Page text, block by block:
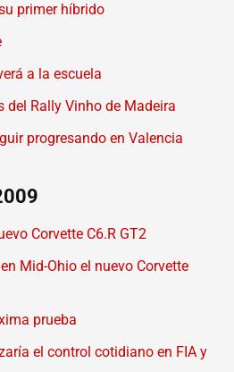
primer híbrido
a la escuela
del Rally Vinho de Madeira
progresando en Valencia
Corvette C6.R GT2
Mid-Ohio el nuevo Corvette
prueba
el control cotidiano en FIA y